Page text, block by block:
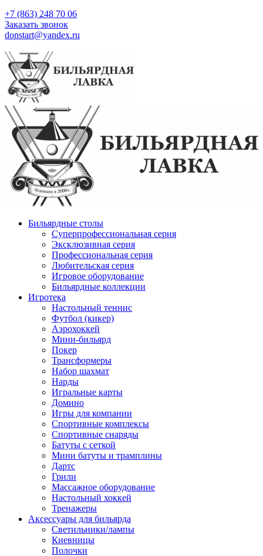
+7 (863) 248 70 06
Заказать звонок
donstart@yandex.ru
Бильярдные столы
Суперпрофессиональная серия
Эксклюзивная серия
Профессиональная серия
Любительская серия
Игровое оборудование
Бильярдные коллекции
Игротека
Настольный теннис
Футбол (кикер)
Аэрохоккей
Мини-бильярд
Покер
Трансформеры
Набор шахмат
Нарды
Игральные карты
Домино
Игры для компании
Спортивные комплексы
Спортивные снаряды
Батуты с сеткой
Мини батуты и трамплины
Дартс
Грили
Массажное оборудование
Настольный хоккей
Тренажеры
Аксессуары для бильярда
Светильники/лампы
Киевницы
Полочки